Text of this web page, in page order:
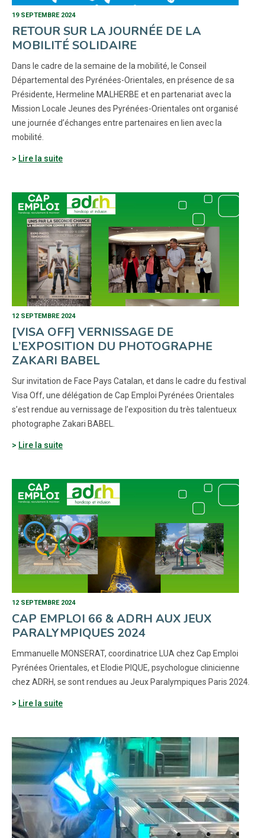
19 SEPTEMBRE 2024
RETOUR SUR LA JOURNÉE DE LA
MOBILITÉ SOLIDAIRE
Dans le cadre de la semaine de la mobilité, le Conseil
Départemental des Pyrénées-Orientales, en présence de sa
Présidente, Hermeline MALHERBE et en partenariat avec la
Mission Locale Jeunes des Pyrénées-Orientales ont organisé
une journée d’échanges entre partenaires en lien avec la
mobilité.
Lire la suite
12 SEPTEMBRE 2024
[VISA OFF] VERNISSAGE DE
L’EXPOSITION DU PHOTOGRAPHE
ZAKARI BABEL
Sur invitation de Face Pays Catalan, et dans le cadre du festival
Visa Off, une délégation de Cap Emploi Pyrénées Orientales
s’est rendue au vernissage de l’exposition du très talentueux
photographe Zakari BABEL.
Lire la suite
12 SEPTEMBRE 2024
CAP EMPLOI 66 & ADRH AUX JEUX
PARALYMPIQUES 2024
Emmanuelle MONSERAT, coordinatrice LUA chez Cap Emploi
Pyrénées Orientales, et Elodie PIQUE, psychologue clinicienne
chez ADRH, se sont rendues au Jeux Paralympiques Paris 2024.
Lire la suite